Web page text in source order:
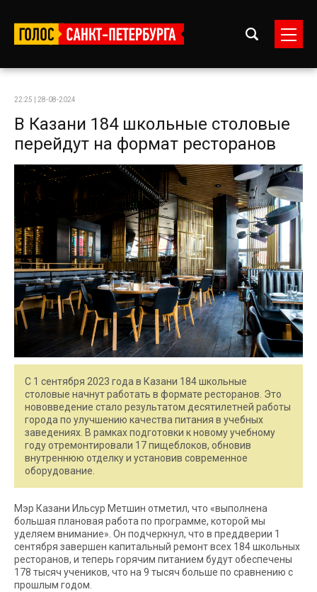
22:25 | 28-08-2024
В Казани 184 школьные столовые
перейдут на формат ресторанов
С 1 сентября 2023 года в Казани 184 школьные
столовые начнут работать в формате ресторанов. Это
нововведение стало результатом десятилетней работы
города по улучшению качества питания в учебных
заведениях. В рамках подготовки к новому учебному
году отремонтировали 17 пищеблоков, обновив
внутреннюю отделку и установив современное
оборудование.
Мэр Казани Ильсур Метшин отметил, что «выполнена
большая плановая работа по программе, которой мы
уделяем внимание». Он подчеркнул, что в преддверии 1
сентября завершен капитальный ремонт всех 184 школьных
ресторанов, и теперь горячим питанием будут обеспечены
178 тысяч учеников, что на 9 тысяч больше по сравнению с
прошлым годом.